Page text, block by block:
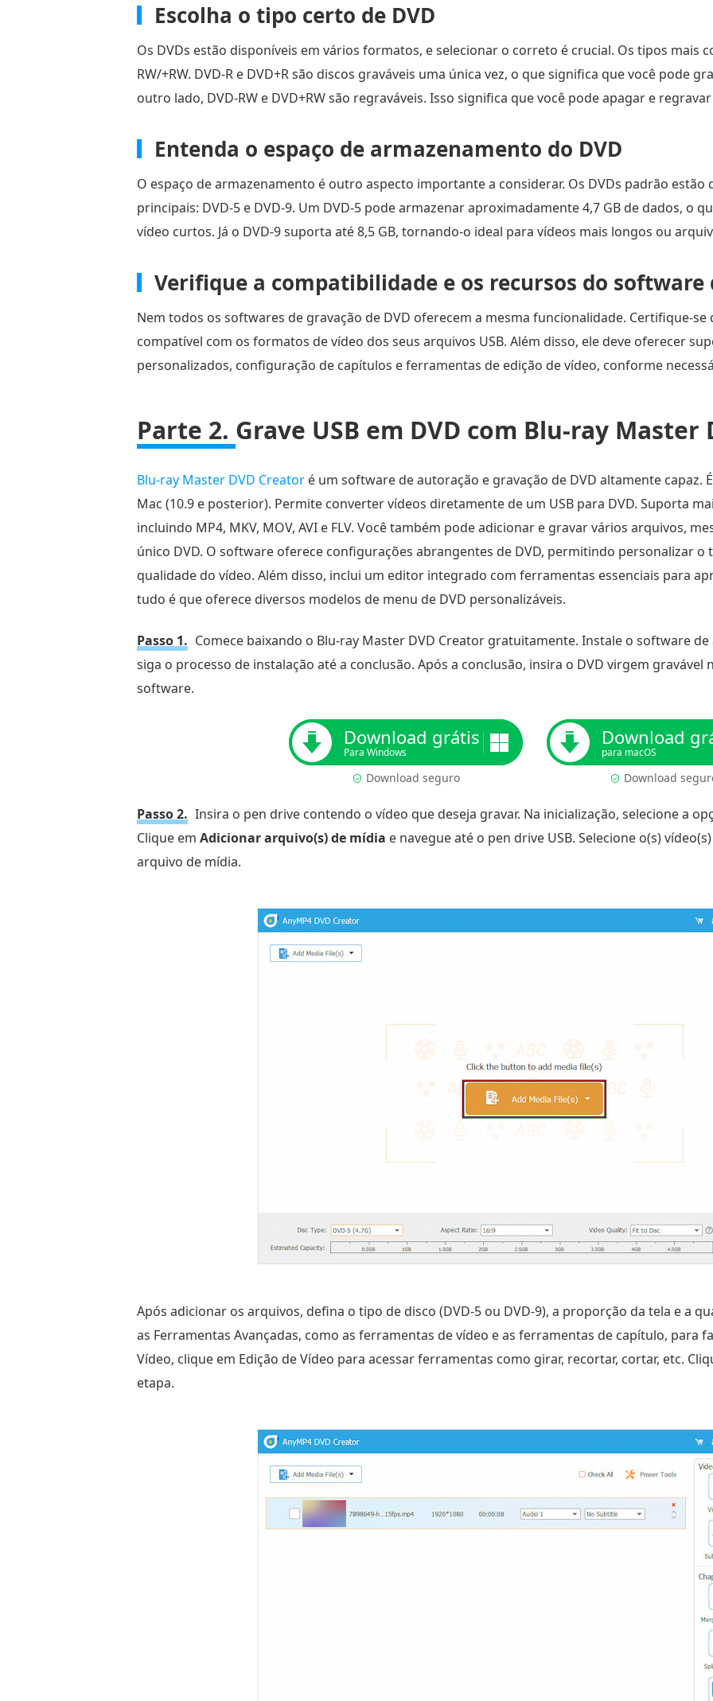
Escolha o tipo certo de DVD
Os DVDs estão disponíveis em vários formatos, e selecionar o correto é crucial. Os tipos mais
RW/+RW. DVD-R e DVD+R são discos graváveis uma única vez, o que significa que você pode
outro lado, DVD-RW e DVD+RW são regraváveis. Isso significa que você pode apagar e
Entenda o espaço de armazenamento do DVD
O espaço de armazenamento é outro aspecto importante a considerar. Os DVDs padrão estão
principais: DVD-5 e DVD-9. Um DVD-5 pode armazenar aproximadamente 4,7 GB de dados, o
vídeo curtos. Já o DVD-9 suporta até 8,5 GB, tornando-o ideal para vídeos mais longos ou
Verifique a compatibilidade e os recursos do software
Nem todos os softwares de gravação de DVD oferecem a mesma funcionalidade. Certifique-se
compatível com os formatos de vídeo dos seus arquivos USB. Além disso, ele deve oferecer
personalizados, configuração de capítulos e ferramentas de edição de vídeo, conforme
Parte 2. Grave USB em DVD com Blu-ray Master
Blu-ray Master DVD Creator é um software de autoração e gravação de DVD altamente capaz.
Mac (10.9 e posterior). Permite converter vídeos diretamente de um USB para DVD. Suporta
incluindo MP4, MKV, MOV, AVI e FLV. Você também pode adicionar e gravar vários arquivos,
único DVD. O software oferece configurações abrangentes de DVD, permitindo personalizar o
qualidade do vídeo. Além disso, inclui um editor integrado com ferramentas essenciais para
tudo é que oferece diversos modelos de menu de DVD personalizáveis.
Passo 1. Comece baixando o Blu-ray Master DVD Creator gratuitamente. Instale o software
siga o processo de instalação até a conclusão. Após a conclusão, insira o DVD virgem gravável
software.
Download grátis
Para Windows
Download seguro
Download
para macOS
Download
Passo 2. Insira o pen drive contendo o vídeo que deseja gravar. Na inicialização, selecione a
Clique em Adicionar arquivo(s) de mídia e navegue até o pen drive USB. Selecione o(s)
arquivo de mídia.
Após adicionar os arquivos, defina o tipo de disco (DVD-5 ou DVD-9), a proporção da tela e a
as Ferramentas Avançadas, como as ferramentas de vídeo e as ferramentas de capítulo, para
Vídeo, clique em Edição de Vídeo para acessar ferramentas como girar, recortar, cortar, etc.
etapa.